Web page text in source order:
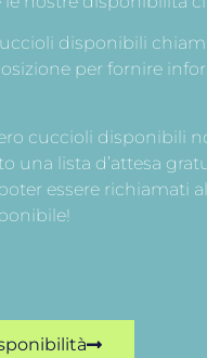
disponibili
per fornire
cuccioli disponibili
una lista d’attesa
essere richiamati